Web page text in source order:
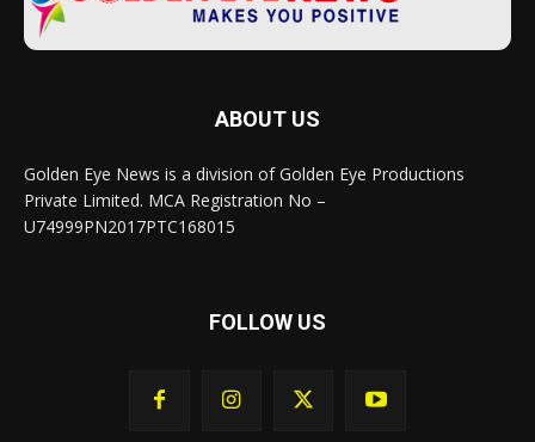
ABOUT US
Golden Eye News is a division of Golden Eye Productions
Private Limited. MCA Registration No –
U74999PN2017PTC168015
FOLLOW US